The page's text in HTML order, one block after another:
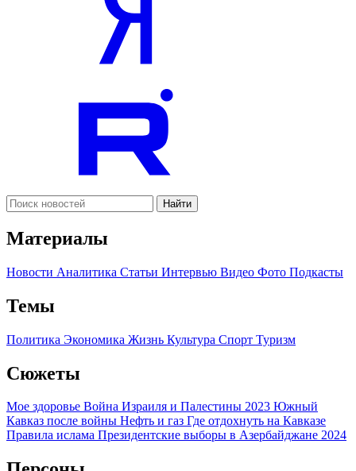
Найти
Материалы
Новости Аналитика Статьи Интервью Видео Фото Подкасты
Темы
Политика Экономика Жизнь Культура Спорт Туризм
Сюжеты
Мое здоровье Война Израиля и Палестины 2023 Южный
Кавказ после войны Нефть и газ Где отдохнуть на Кавказе
Правила ислама Президентские выборы в Азербайджане 2024